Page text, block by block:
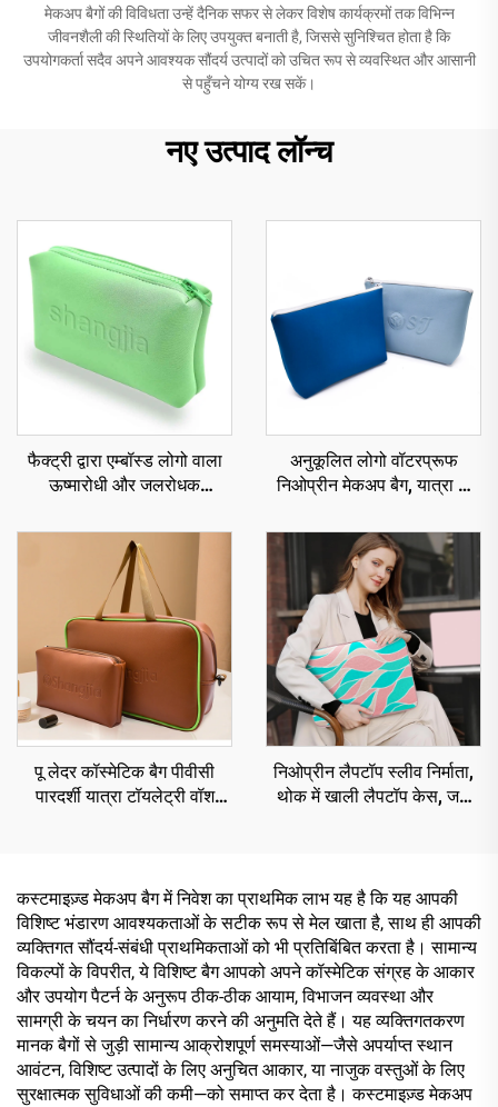
मेकअप बैगों की विविधता उन्हें दैनिक सफर से लेकर विशेष कार्यक्रमों तक विभिन्न
जीवनशैली की स्थितियों के लिए उपयुक्त बनाती है, जिससे सुनिश्चित होता है कि
उपयोगकर्ता सदैव अपने आवश्यक सौंदर्य उत्पादों को उचित रूप से व्यवस्थित और आसानी
से पहुँचने योग्य रख सकें।
नए उत्पाद लॉन्च
फैक्ट्री द्वारा एम्बॉस्ड लोगो वाला
ऊष्मारोधी और जलरोधक
निओप्रीन मेकअप बैग, ज़िपर युक्त
अनुकूलित लोगो वॉटरप्रूफ
निओप्रीन मेकअप बैग, यात्रा के
वाला टॉयलेट्री ऑर्गनाइज़र,
पोर्टेबल वॉश बैग, महिलाओं के लिए
उपहार
पू लेदर कॉस्मेटिक बैग पीवीसी
पारदर्शी यात्रा टॉयलेट्री वॉश
निओप्रीन लैपटॉप स्लीव निर्माता,
थोक में खाली लैपटॉप केस, जल
कस्टमाइज़्ड मेकअप बैग में निवेश का प्राथमिक लाभ यह है कि यह आपकी
विशिष्ट भंडारण आवश्यकताओं के सटीक रूप से मेल खाता है, साथ ही आपकी
व्यक्तिगत सौंदर्य-संबंधी प्राथमिकताओं को भी प्रतिबिंबित करता है। सामान्य
विकल्पों के विपरीत, ये विशिष्ट बैग आपको अपने कॉस्मेटिक संग्रह के आकार
और उपयोग पैटर्न के अनुरूप ठीक-ठीक आयाम, विभाजन व्यवस्था और
सामग्री के चयन का निर्धारण करने की अनुमति देते हैं। यह व्यक्तिगतकरण
मानक बैगों से जुड़ी सामान्य आक्रोशपूर्ण समस्याओं—जैसे अपर्याप्त स्थान
आवंटन, विशिष्ट उत्पादों के लिए अनुचित आकार, या नाजुक वस्तुओं के लिए
सुरक्षात्मक सुविधाओं की कमी—को समाप्त कर देता है। कस्टमाइज़्ड मेकअप